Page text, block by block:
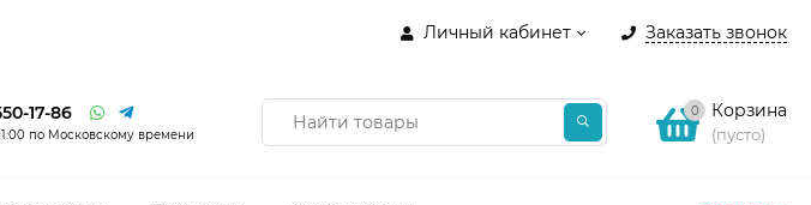
Личный кабинет Заказать звонок
17-86
по Московскому времени
0 Корзина
(пусто)